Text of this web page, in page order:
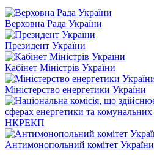
Верховна Рада України
Президент України
Кабінет Міністрів України
Міністерство енергетики України
НКРЕКП
Антимонопольний комітет України